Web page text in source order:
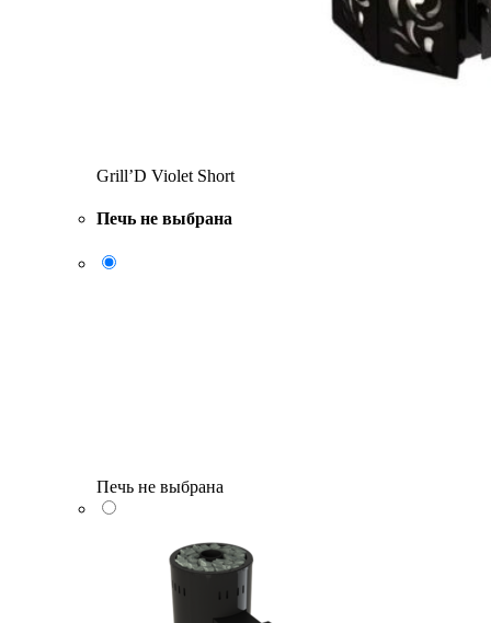
Grill’D Violet Short
Печь не выбрана
Печь не выбрана